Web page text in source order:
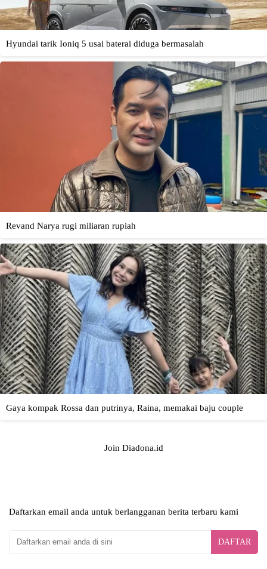
Join Diadona.id
Daftarkan email anda untuk berlangganan berita terbaru kami
DAFTAR